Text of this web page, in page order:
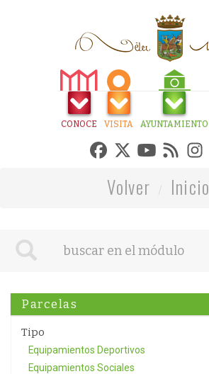
CONOCE VISITA AYUNTAMIENTO
Volver Inicio
Parcelas
Tipo
Equipamientos Deportivos
Equipamientos Sociales